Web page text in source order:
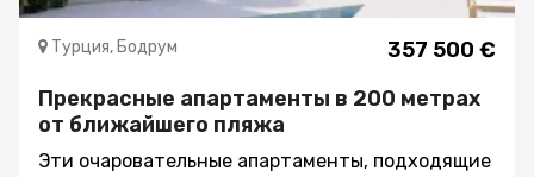
357 500 €
Турция, Бодрум
Прекрасные апартаменты в 200 метрах
от ближайшего пляжа
Эти очаровательные апартаменты, подходящие